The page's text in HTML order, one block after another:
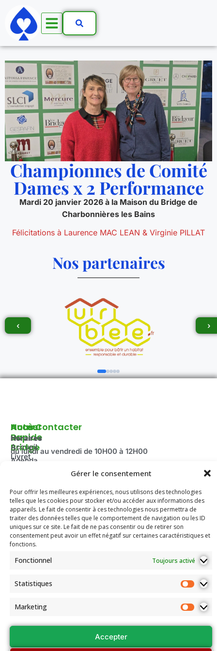
Gérer le consentement
Pour offrir les meilleures expériences, nous utilisons des technologies
telles que les cookies pour stocker et/ou accéder aux informations des
appareils. Le fait de consentir à ces technologies nous permettra de
traiter des données telles que le comportement de navigation ou les ID
uniques sur ce site. Le fait de ne pas consentir ou de retirer son
consentement peut avoir un effet négatif sur certaines caractéristiques et
fonctions.
Fonctionnel Toujours activé
Statistiques
Marketing
Accepter
Championnes de Comité
Dames x 2 Performance
Mardi 20 janvier 2026 à la Maison du Bridge de
Charbonnières les Bains
Félicitations à Laurence MAC LEAN & Virginie PILLAT
Nos partenaires
‹ ›
Autour
Du
Bridge
Livret
La
Fédération
Française
de Bridge
Accès
Rapide
Accueil
Agenda
Compétitions
du Comité
Jeunesse
Mentions
Légales
documents
l’association
Générales
régionaux
Nous Contacter
Horaires
du lundi au vendredi de 10H00 à 12H00
Fermé pendant les vacances scolaire ainsi que le mois
100 route de Paris
69260 Charbonnières-les-Bains
Email: secretariat.colybridge@gmail.com
Tél: 04 78 42 10 89